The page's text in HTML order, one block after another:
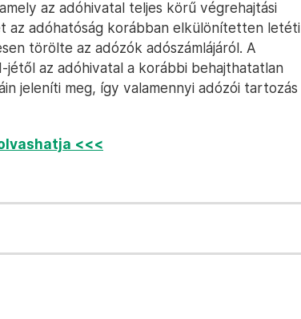
az adóhivatal teljes körű végrehajtási
az adóhatóság korábban elkülönítetten letéti
törölte az adózók adószámlájáról. A
jétől az adóhivatal a korábbi behajthatatlan
jeleníti meg, így valamennyi adózói tartozás
<<<